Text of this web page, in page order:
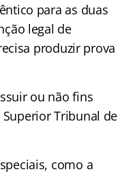
para as duas
legal de
produzir prova
ou não fins
Tribunal de
como a